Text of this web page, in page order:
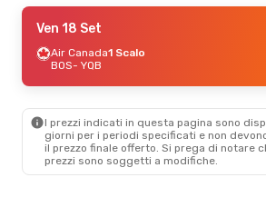
Ven 18 Set
Air Canada1 Scalo
BOS- YQB
YQB- BOS
Ven 18 Set
Air Canada1 Scalo
BOS- YQB
I prezzi indicati in questa pagina sono
giorni per i periodi specificati e non
il ​​prezzo finale offerto. Si prega di notare
prezzi sono soggetti a modifiche.